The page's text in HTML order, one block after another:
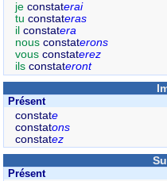
je constaterai
tu constateras
il constatera
nous constaterons
vous constaterez
ils constateront
Présent
constate
constatons
constatez
Présent